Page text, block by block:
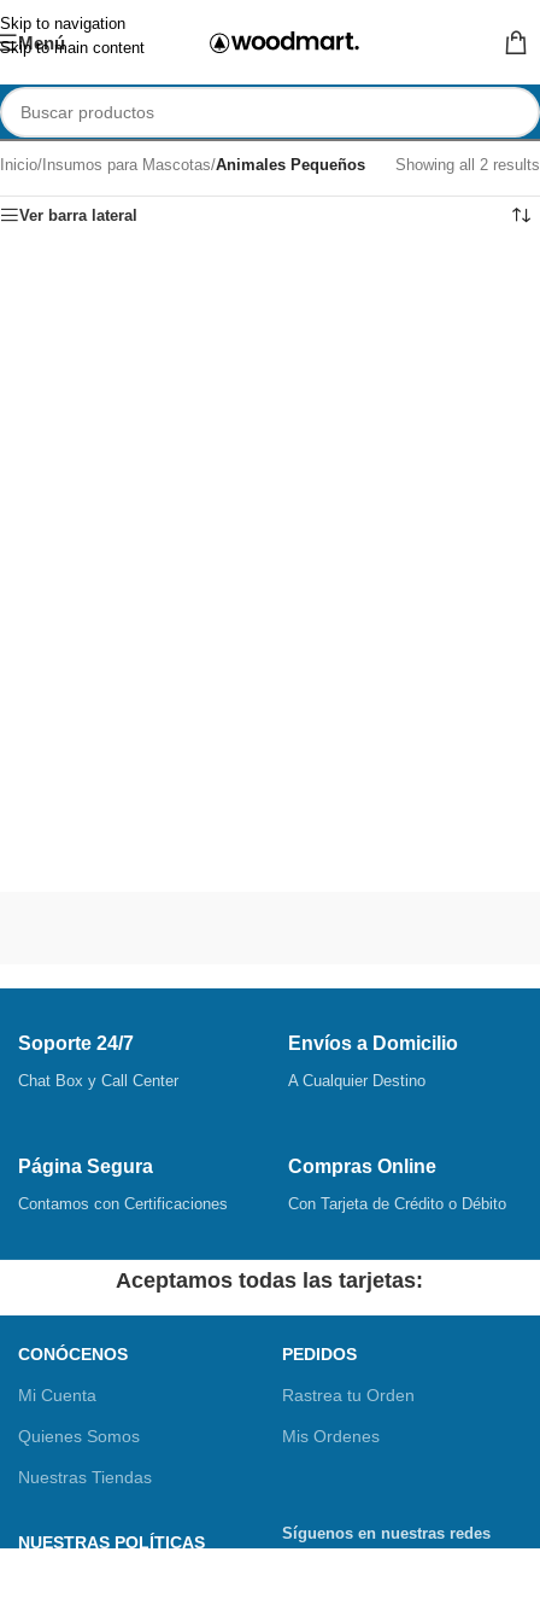
Skip to navigation
Skip to main content
Menú
Inicio/ Insumos para Mascotas/Animales Pequeños Showing all 2 results
Ver barra lateral
Soporte 24/7
Chat Box y Call Center
Envíos a Domicilio
A Cualquier Destino
Página Segura
Contamos con Certificaciones
Compras Online
Con Tarjeta de Crédito o Débito
Aceptamos todas las tarjetas:
CONÓCENOS
Mi Cuenta
Quienes Somos
Nuestras Tiendas
PEDIDOS
Rastrea tu Orden
Mis Ordenes
NUESTRAS POLÍTICAS
Síguenos en nuestras redes